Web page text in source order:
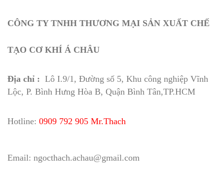
CÔNG TY TNHH THƯƠNG MẠI SẢN XUẤT CHẾ
TẠO CƠ KHÍ Á CHÂU
Địa chỉ : Lô I.9/1, Đường số 5, Khu công nghiệp Vĩnh
Lộc, P. Bình Hưng Hòa B, Quận Bình Tân,TP.HCM
Hotline: 0909 792 905 Mr.Thach
Email: ngocthach.achau@gmail.com